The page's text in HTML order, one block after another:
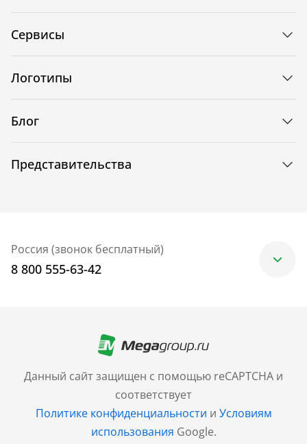
Данный сайт защищен с помощью reCAPTCHA и
соответствует
Политике конфиденциальности и Условиям
использования Google.
Сервисы
Логотипы
Блог
Представительства
Россия (звонок бесплатный)
8 800 555-63-42
+7 (499) 705-30-10
Санкт-Петербург
+7 (812) 600-77-33
Барнаул